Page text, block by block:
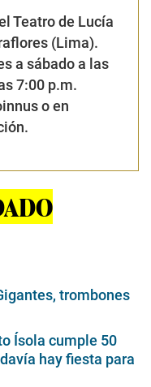
Teatro de Lucía
(Lima).
a sábado a las
7:00 p.m.
o en
trombones
Ísola cumple 50
hay fiesta para